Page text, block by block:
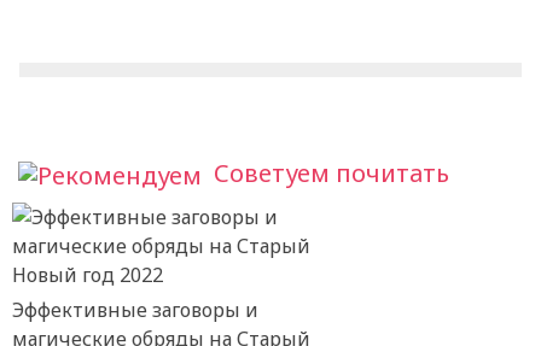
Советуем почитать
Эффективные заговоры и
магические обряды на Старый